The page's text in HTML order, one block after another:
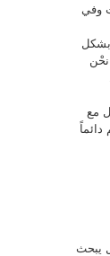
وفي
بشكل
نحْن
مع
يبحث